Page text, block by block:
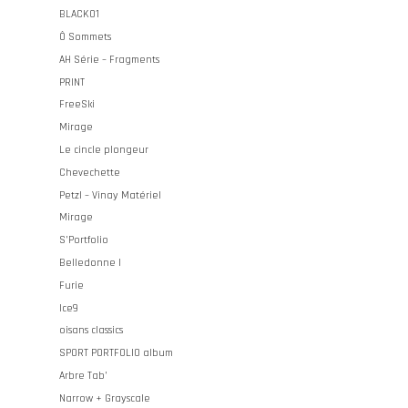
BLACK01
Ô Sommets
AH Série – Fragments
PRINT
FreeSki
Mirage
Le cincle plongeur
Chevechette
Petzl – Vinay Matériel
Mirage
S’Portfolio
Belledonne I
Furie
Ice9
oisans classics
SPORT PORTFOLIO album
Arbre Tab’
Narrow + Grayscale